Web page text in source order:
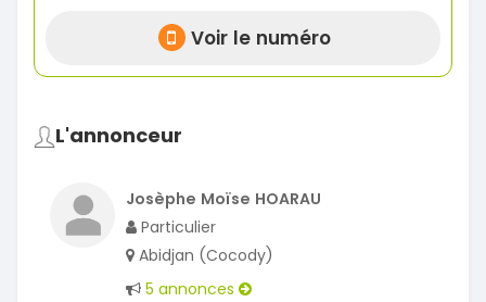
Voir le numéro
L'annonceur
Josèphe Moïse HOARAU
Particulier
Abidjan (Cocody)
5 annonces